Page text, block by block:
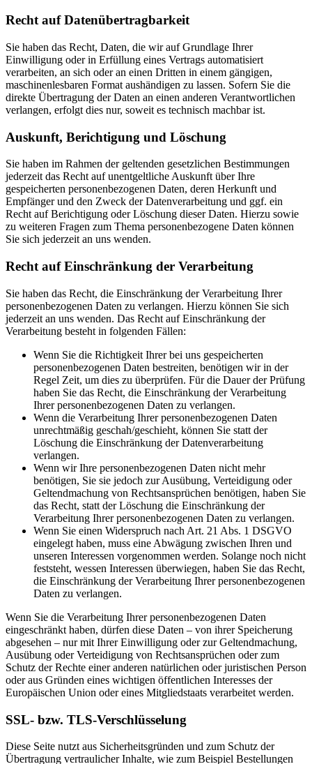
Recht auf Daten­übertrag­barkeit
Sie haben das Recht, Daten, die wir auf Grundlage Ihrer
Einwilligung oder in Erfüllung eines Vertrags automatisiert
verarbeiten, an sich oder an einen Dritten in einem gängigen,
maschinenlesbaren Format aushändigen zu lassen. Sofern Sie die
direkte Übertragung der Daten an einen anderen Verantwortlichen
verlangen, erfolgt dies nur, soweit es technisch machbar ist.
Auskunft, Berichtigung und Löschung
Sie haben im Rahmen der geltenden gesetzlichen Bestimmungen
jederzeit das Recht auf unentgeltliche Auskunft über Ihre
gespeicherten personenbezogenen Daten, deren Herkunft und
Empfänger und den Zweck der Datenverarbeitung und ggf. ein
Recht auf Berichtigung oder Löschung dieser Daten. Hierzu sowie
zu weiteren Fragen zum Thema personenbezogene Daten können
Sie sich jederzeit an uns wenden.
Recht auf Einschränkung der Verarbeitung
Sie haben das Recht, die Einschränkung der Verarbeitung Ihrer
personenbezogenen Daten zu verlangen. Hierzu können Sie sich
jederzeit an uns wenden. Das Recht auf Einschränkung der
Verarbeitung besteht in folgenden Fällen:
Wenn Sie die Richtigkeit Ihrer bei uns gespeicherten
personenbezogenen Daten bestreiten, benötigen wir in der
Regel Zeit, um dies zu überprüfen. Für die Dauer der Prüfung
haben Sie das Recht, die Einschränkung der Verarbeitung
Ihrer personenbezogenen Daten zu verlangen.
Wenn die Verarbeitung Ihrer personenbezogenen Daten
unrechtmäßig geschah/geschieht, können Sie statt der
Löschung die Einschränkung der Datenverarbeitung
verlangen.
Wenn wir Ihre personenbezogenen Daten nicht mehr
benötigen, Sie sie jedoch zur Ausübung, Verteidigung oder
Geltendmachung von Rechtsansprüchen benötigen, haben Sie
das Recht, statt der Löschung die Einschränkung der
Verarbeitung Ihrer personenbezogenen Daten zu verlangen.
Wenn Sie einen Widerspruch nach Art. 21 Abs. 1 DSGVO
eingelegt haben, muss eine Abwägung zwischen Ihren und
unseren Interessen vorgenommen werden. Solange noch nicht
feststeht, wessen Interessen überwiegen, haben Sie das Recht,
die Einschränkung der Verarbeitung Ihrer personenbezogenen
Daten zu verlangen.
Wenn Sie die Verarbeitung Ihrer personenbezogenen Daten
eingeschränkt haben, dürfen diese Daten – von ihrer Speicherung
abgesehen – nur mit Ihrer Einwilligung oder zur Geltendmachung,
Ausübung oder Verteidigung von Rechtsansprüchen oder zum
Schutz der Rechte einer anderen natürlichen oder juristischen Person
oder aus Gründen eines wichtigen öffentlichen Interesses der
Europäischen Union oder eines Mitgliedstaats verarbeitet werden.
SSL- bzw. TLS-Verschlüsselung
Diese Seite nutzt aus Sicherheitsgründen und zum Schutz der
Übertragung vertraulicher Inhalte, wie zum Beispiel Bestellungen